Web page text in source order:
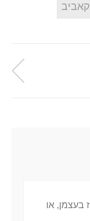
בעצמן, או